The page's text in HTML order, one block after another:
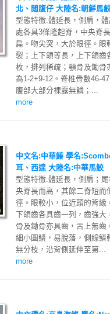
北、闊腹仔 大陸名:朝鮮馬
型態特徵:體延長，側扁，
處各具3條隆起脊，中央脊
扁。吻尖突，大於眼徑。
裂；上下頜等長，上下頜齒
枚，排列稀疏；顎骨及鋤骨
為1-2+9-12。脊椎骨數46-
腹部大部分裸露無鱗；...
more
中文名:中華鰆 學名
耳、西達 大陸名:中華馬鮫
型態特徵:體延長，側扁；
央脊長而高，其餘二脊短而
徑。眼較小，位近頭的背緣
下頜齒各具齒一列，齒強大
骨及鋤骨亦具齒，舌上無齒
細小圓鱗，易脫落，側線鱗
無分枝，沿背側延伸至第...
more